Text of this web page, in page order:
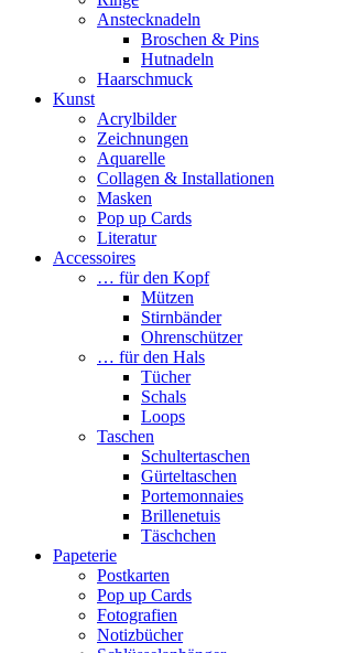
Anstecknadeln
Broschen & Pins
Hutnadeln
Haarschmuck
Kunst
Acrylbilder
Zeichnungen
Aquarelle
Collagen & Installationen
Masken
Pop up Cards
Literatur
Accessoires
… für den Kopf
Mützen
Stirnbänder
Ohrenschützer
… für den Hals
Tücher
Schals
Loops
Taschen
Schultertaschen
Gürteltaschen
Portemonnaies
Brillenetuis
Täschchen
Papeterie
Postkarten
Pop up Cards
Fotografien
Notizbücher